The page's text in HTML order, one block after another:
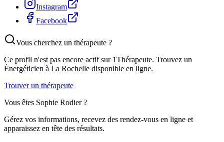
Instagram
Facebook
Vous cherchez un thérapeute ?
Ce profil n'est pas encore actif sur 1Thérapeute. Trouvez un
Énergéticien à La Rochelle disponible en ligne.
Trouver un thérapeute
Vous êtes Sophie Rodier?
Gérez vos informations, recevez des rendez-vous en ligne et
apparaissez en tête des résultats.